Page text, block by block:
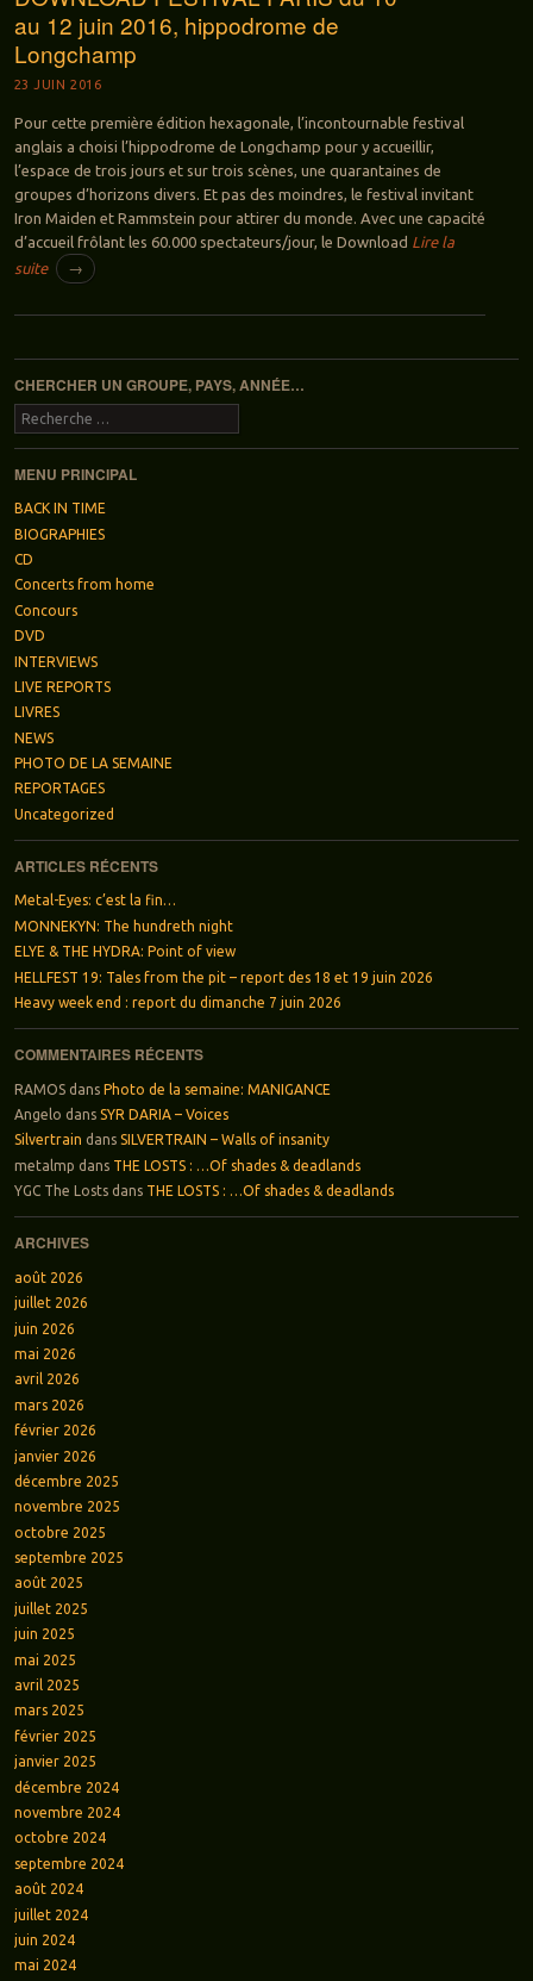
au 12 juin 2016, hippodrome de
Longchamp
23 JUIN 2016
Pour cette première édition hexagonale, l’incontournable festival
anglais a choisi l’hippodrome de Longchamp pour y accueillir,
l’espace de trois jours et sur trois scènes, une quarantaines de
groupes d’horizons divers. Et pas des moindres, le festival invitant
Iron Maiden et Rammstein pour attirer du monde. Avec une capacité
d’accueil frôlant les 60.000 spectateurs/jour, le Download Lire la
suite
→
CHERCHER UN GROUPE, PAYS, ANNÉE…
Recherche
MENU PRINCIPAL
BACK IN TIME
BIOGRAPHIES
CD
Concerts from home
Concours
DVD
INTERVIEWS
LIVE REPORTS
LIVRES
NEWS
PHOTO DE LA SEMAINE
REPORTAGES
Uncategorized
ARTICLES RÉCENTS
Metal-Eyes: c’est la fin…
MONNEKYN: The hundreth night
ELYE & THE HYDRA: Point of view
HELLFEST 19: Tales from the pit – report des 18 et 19 juin 2026
Heavy week end : report du dimanche 7 juin 2026
COMMENTAIRES RÉCENTS
RAMOSdans Photo de la semaine: MANIGANCE
Angelo dans SYR DARIA – Voices
Silvertrain dans SILVERTRAIN – Walls of insanity
metalmp dans THE LOSTS : …Of shades & deadlands
YGC The Lostsdans THE LOSTS : …Of shades & deadlands
ARCHIVES
août 2026
juillet 2026
juin 2026
mai 2026
avril 2026
mars 2026
février 2026
janvier 2026
décembre 2025
novembre 2025
octobre 2025
septembre 2025
août 2025
juillet 2025
juin 2025
mai 2025
avril 2025
mars 2025
février 2025
janvier 2025
décembre 2024
novembre 2024
octobre 2024
septembre 2024
août 2024
juillet 2024
juin 2024
mai 2024